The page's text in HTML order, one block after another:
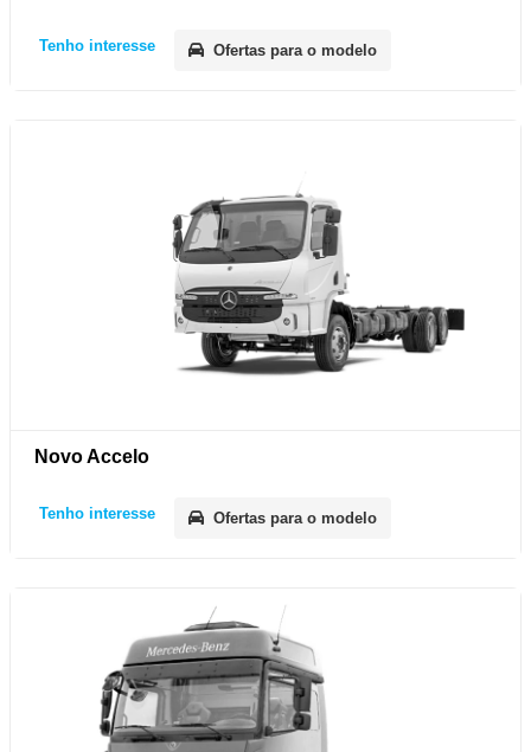
Tenho interesse Ofertas para o modelo
Novo Accelo
Tenho interesse Ofertas para o modelo